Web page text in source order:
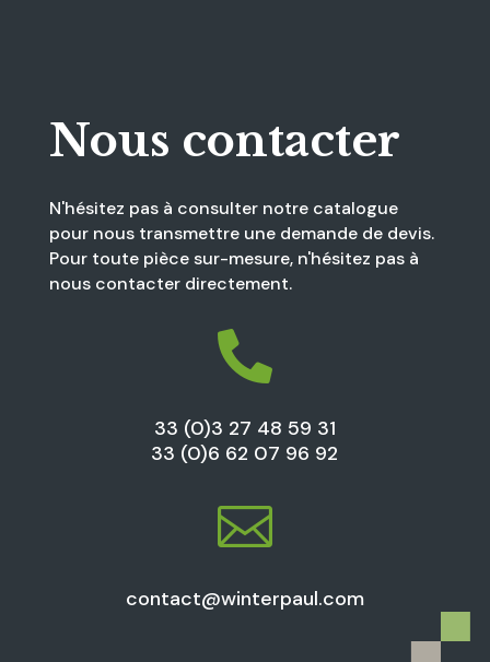
Nous contacter
N'hésitez pas à consulter notre catalogue
pour nous transmettre une demande de devis.
Pour toute pièce sur-mesure, n'hésitez pas à
nous contacter directement.

33 (0)3 27 48 59 31
33 (0)6 62 07 96 92

contact@winterpaul.com